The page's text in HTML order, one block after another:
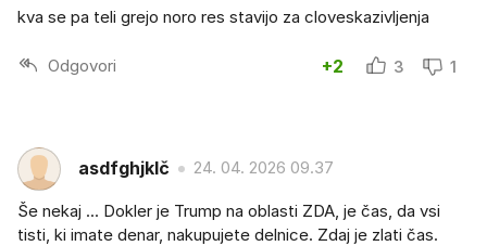
kva se pa teli grejo noro res stavijo za cloveskazivljenja
Odgovori +2 3 1
asdfghjklč 24. 04. 2026 09.37
Še nekaj ... Dokler je Trump na oblasti ZDA, je čas, da vsi
tisti, ki imate denar, nakupujete delnice. Zdaj je zlati čas.